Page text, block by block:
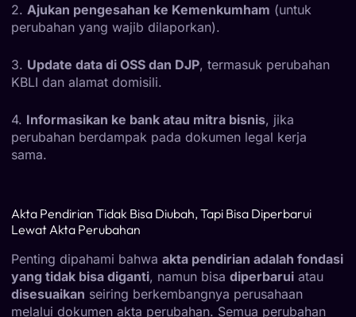
2. Ajukan pengesahan ke Kemenkumham (untuk
perubahan yang wajib dilaporkan).
3. Update data di OSS dan DJP, termasuk perubahan
KBLI dan alamat domisili.
4. Informasikan ke bank atau mitra bisnis, jika
perubahan berdampak pada dokumen legal kerja
sama.
Akta Pendirian Tidak Bisa Diubah, Tapi Bisa Diperbarui
Lewat Akta Perubahan
Penting dipahami bahwa akta pendirian adalah fondasi
yang tidak bisa diganti, namun bisa diperbarui atau
disesuaikan seiring berkembangnya perusahaan
melalui dokumen akta perubahan. Semua perubahan